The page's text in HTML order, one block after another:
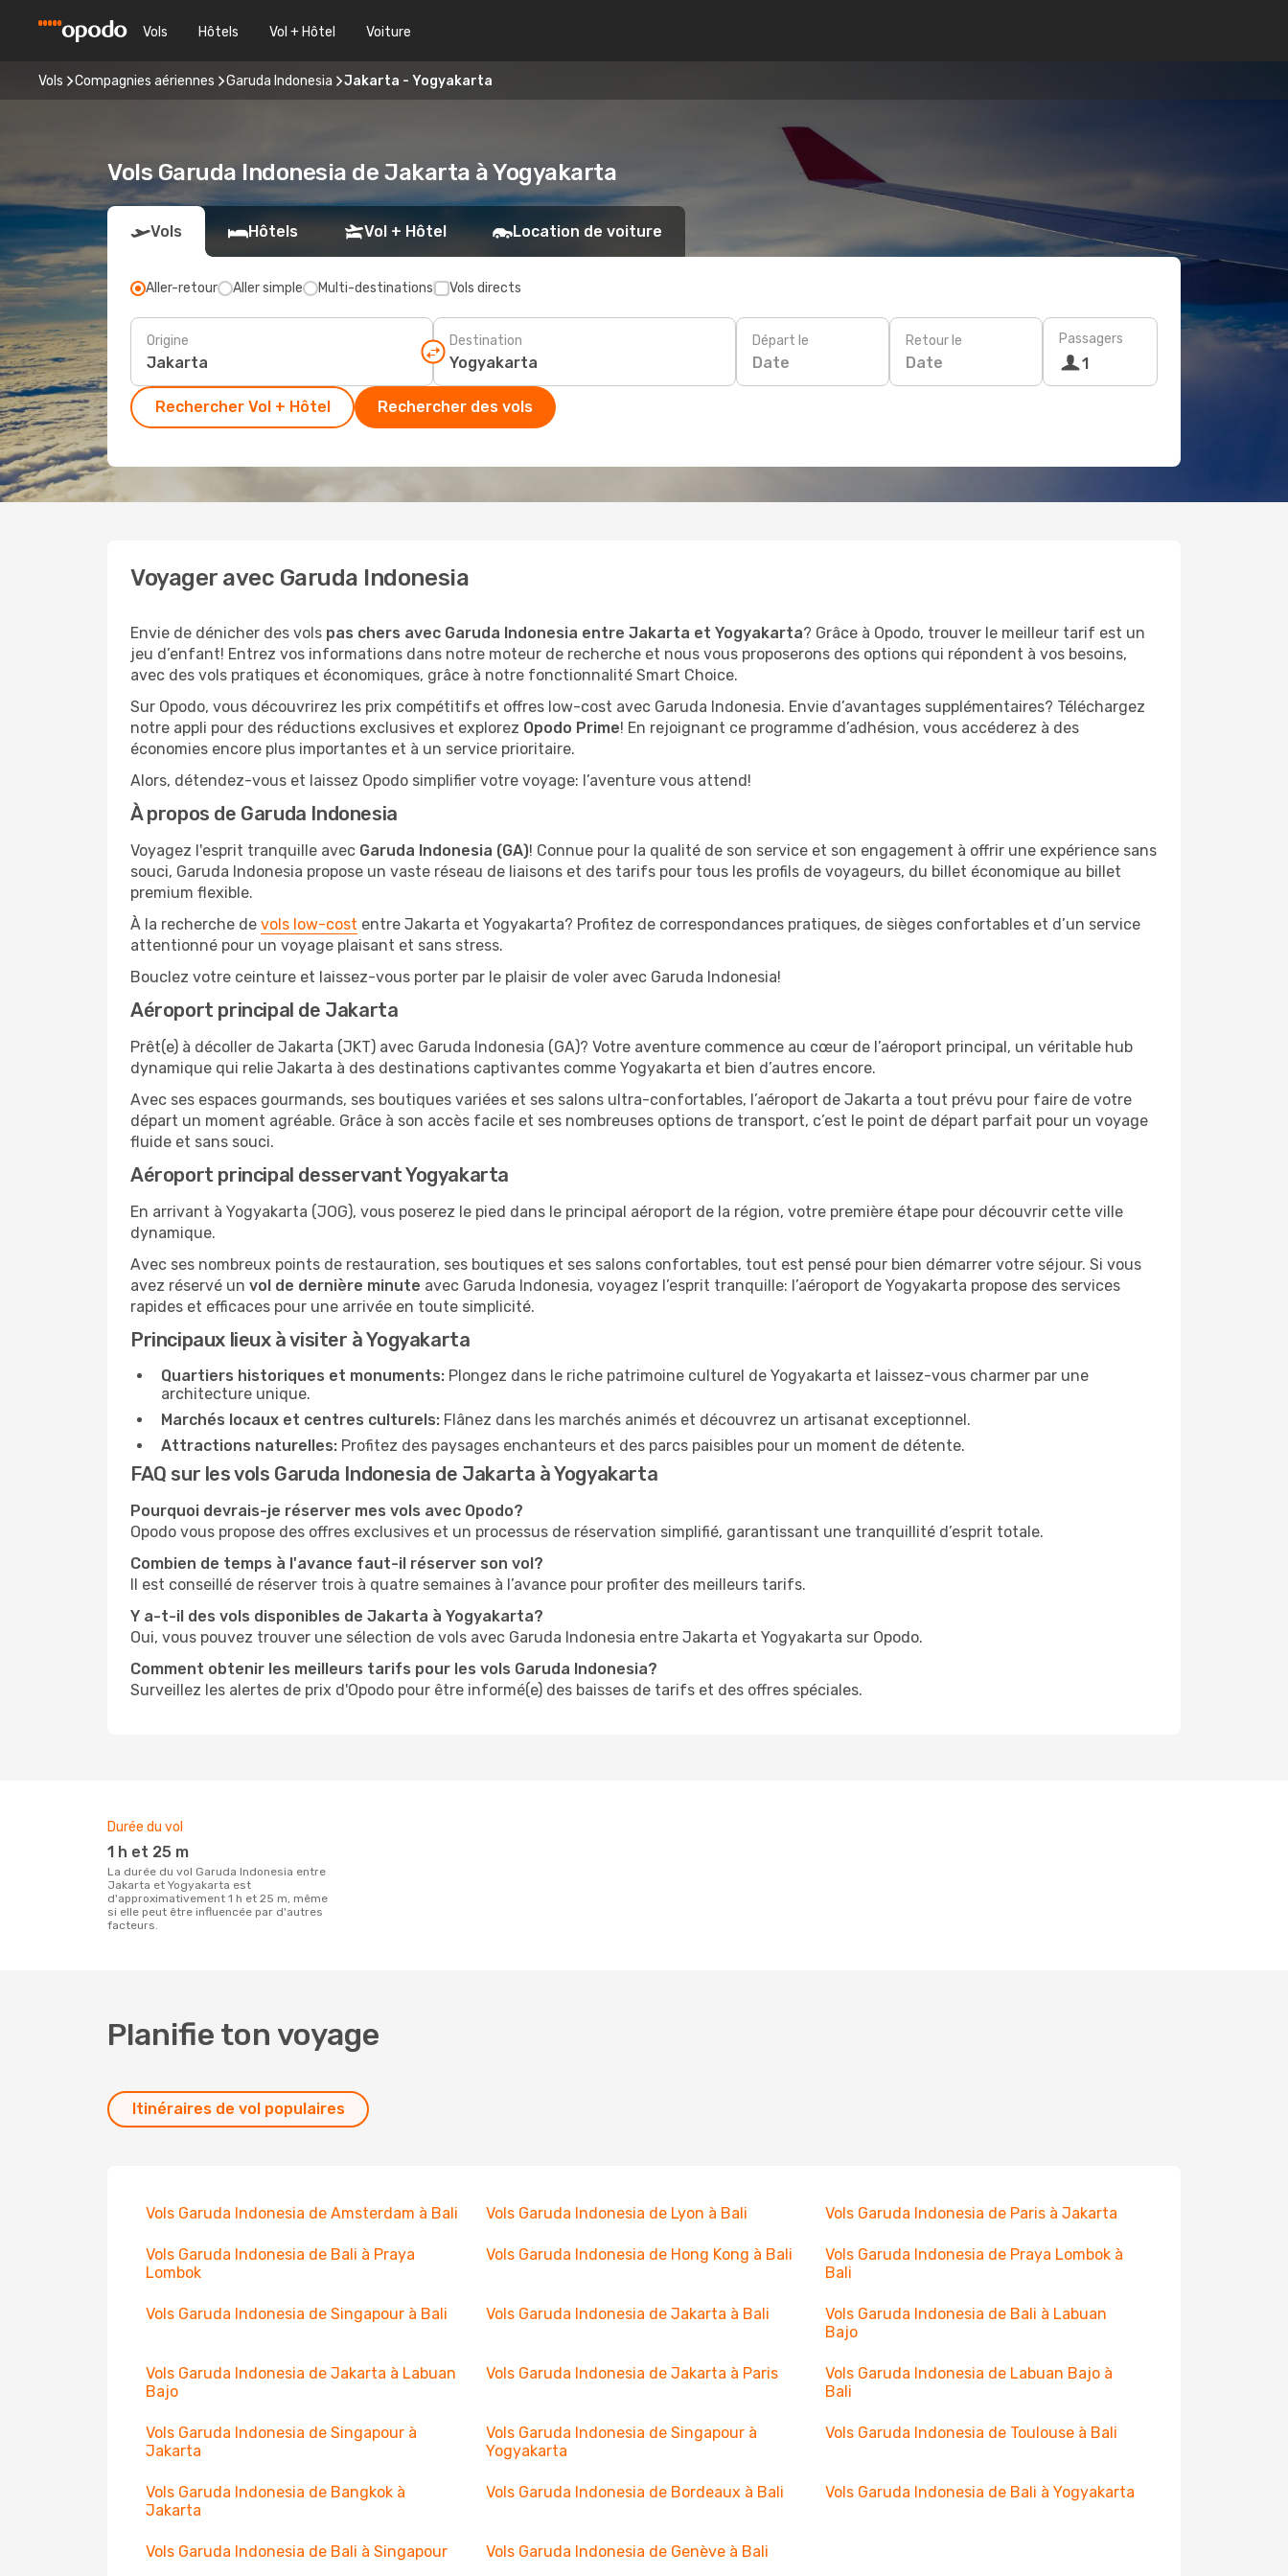
Vols Hôtels Vol + Hôtel Voiture
Vols Compagnies aériennes Garuda Indonesia Jakarta - Yogyakarta
Vols Garuda Indonesia de Jakarta à Yogyakarta
Vols Hôtels Vol + Hôtel Location de voiture
Aller-retour Aller simple Multi-destinations Vols directs
Origine Destination Départ le
Date
Retour le
Date
Passagers
1
Rechercher Vol + Hôtel Rechercher des vols
Voyager avec Garuda Indonesia
Envie de dénicher des vols pas chers avec Garuda Indonesia entre Jakarta et Yogyakarta? Grâce à Opodo, trouver le meilleur tarif est un
jeu d’enfant! Entrez vos informations dans notre moteur de recherche et nous vous proposerons des options qui répondent à vos besoins,
avec des vols pratiques et économiques, grâce à notre fonctionnalité Smart Choice.
Sur Opodo, vous découvrirez les prix compétitifs et offres low-cost avec Garuda Indonesia. Envie d’avantages supplémentaires? Téléchargez
notre appli pour des réductions exclusives et explorez Opodo Prime! En rejoignant ce programme d’adhésion, vous accéderez à des
économies encore plus importantes et à un service prioritaire.
Alors, détendez-vous et laissez Opodo simplifier votre voyage: l’aventure vous attend!
À propos de Garuda Indonesia
Voyagez l'esprit tranquille avec Garuda Indonesia (GA)! Connue pour la qualité de son service et son engagement à offrir une expérience sans
souci, Garuda Indonesia propose un vaste réseau de liaisons et des tarifs pour tous les profils de voyageurs, du billet économique au billet
premium flexible.
À la recherche de vols low-cost entre Jakarta et Yogyakarta? Profitez de correspondances pratiques, de sièges confortables et d’un service
attentionné pour un voyage plaisant et sans stress.
Bouclez votre ceinture et laissez-vous porter par le plaisir de voler avec Garuda Indonesia!
Aéroport principal de Jakarta
Prêt(e) à décoller de Jakarta (JKT) avec Garuda Indonesia (GA)? Votre aventure commence au cœur de l’aéroport principal, un véritable hub
dynamique qui relie Jakarta à des destinations captivantes comme Yogyakarta et bien d’autres encore.
Avec ses espaces gourmands, ses boutiques variées et ses salons ultra-confortables, l’aéroport de Jakarta a tout prévu pour faire de votre
départ un moment agréable. Grâce à son accès facile et ses nombreuses options de transport, c’est le point de départ parfait pour un voyage
fluide et sans souci.
Aéroport principal desservant Yogyakarta
En arrivant à Yogyakarta (JOG), vous poserez le pied dans le principal aéroport de la région, votre première étape pour découvrir cette ville
dynamique.
Avec ses nombreux points de restauration, ses boutiques et ses salons confortables, tout est pensé pour bien démarrer votre séjour. Si vous
avez réservé un vol de dernière minute avec Garuda Indonesia, voyagez l’esprit tranquille: l’aéroport de Yogyakarta propose des services
rapides et efficaces pour une arrivée en toute simplicité.
Principaux lieux à visiter à Yogyakarta
Quartiers historiques et monuments: Plongez dans le riche patrimoine culturel de Yogyakarta et laissez-vous charmer par une
architecture unique.
Marchés locaux et centres culturels: Flânez dans les marchés animés et découvrez un artisanat exceptionnel.
Attractions naturelles: Profitez des paysages enchanteurs et des parcs paisibles pour un moment de détente.
FAQ sur les vols Garuda Indonesia de Jakarta à Yogyakarta
Pourquoi devrais-je réserver mes vols avec Opodo?
Opodo vous propose des offres exclusives et un processus de réservation simplifié, garantissant une tranquillité d’esprit totale.
Combien de temps à l'avance faut-il réserver son vol?
Il est conseillé de réserver trois à quatre semaines à l’avance pour profiter des meilleurs tarifs.
Y a-t-il des vols disponibles de Jakarta à Yogyakarta?
Oui, vous pouvez trouver une sélection de vols avec Garuda Indonesia entre Jakarta et Yogyakarta sur Opodo.
Comment obtenir les meilleurs tarifs pour les vols Garuda Indonesia?
Surveillez les alertes de prix d'Opodo pour être informé(e) des baisses de tarifs et des offres spéciales.
Durée du vol
1 h et 25 m
La durée du vol Garuda Indonesia entre
Jakarta et Yogyakarta est
d'approximativement 1 h et 25 m, même
si elle peut être influencée par d'autres
facteurs.
Planifie ton voyage
Itinéraires de vol populaires
Vols Garuda Indonesia de Amsterdam à Bali Vols Garuda Indonesia de Lyon à Bali Vols Garuda Indonesia de Paris à Jakarta
Vols Garuda Indonesia de Bali à Praya
Lombok
Vols Garuda Indonesia de Hong Kong à Bali
Vols Garuda Indonesia de Praya Lombok à
Bali
Vols Garuda Indonesia de Singapour à Bali Vols Garuda Indonesia de Jakarta à Bali
Vols Garuda Indonesia de Bali à Labuan
Bajo
Vols Garuda Indonesia de Jakarta à Labuan
Bajo
Vols Garuda Indonesia de Jakarta à Paris
Vols Garuda Indonesia de Labuan Bajo à
Bali
Vols Garuda Indonesia de Singapour à
Jakarta
Vols Garuda Indonesia de Singapour à
Yogyakarta
Vols Garuda Indonesia de Toulouse à Bali
Vols Garuda Indonesia de Bangkok à
Jakarta
Vols Garuda Indonesia de Bordeaux à Bali Vols Garuda Indonesia de Bali à Yogyakarta
Vols Garuda Indonesia de Bali à Singapour Vols Garuda Indonesia de Genève à Bali